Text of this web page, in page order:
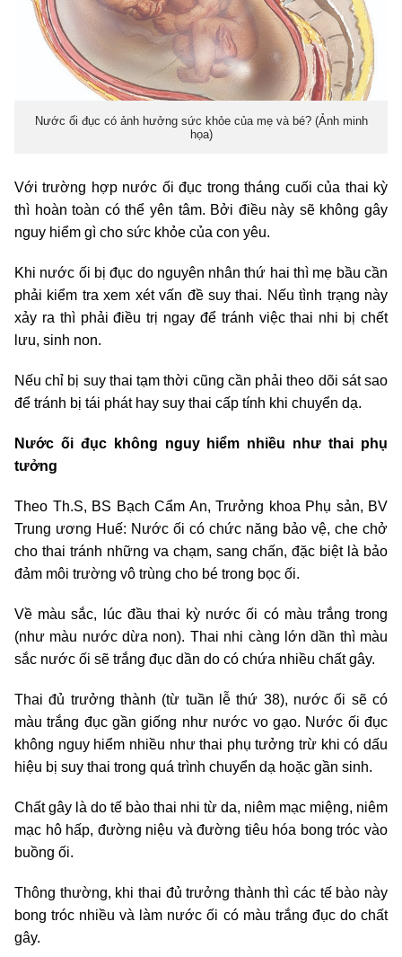
Nước ối đục có ảnh hưởng sức khỏe của mẹ và bé? (Ảnh minh
họa)
Với trường hợp nước ối đục trong tháng cuối của thai kỳ
thì hoàn toàn có thể yên tâm. Bởi điều này sẽ không gây
nguy hiểm gì cho sức khỏe của con yêu.
Khi nước ối bị đục do nguyên nhân thứ hai thì mẹ bầu cần
phải kiểm tra xem xét vấn đề suy thai. Nếu tình trạng này
xảy ra thì phải điều trị ngay để tránh việc thai nhi bị chết
lưu, sinh non.
Nếu chỉ bị suy thai tạm thời cũng cần phải theo dõi sát sao
để tránh bị tái phát hay suy thai cấp tính khi chuyển dạ.
Nước ối đục không nguy hiểm nhiều như thai phụ
tưởng
Theo Th.S, BS Bạch Cẩm An, Trưởng khoa Phụ sản, BV
Trung ương Huế: Nước ối có chức năng bảo vệ, che chở
cho thai tránh những va chạm, sang chấn, đặc biệt là bảo
đảm môi trường vô trùng cho bé trong bọc ối.
Về màu sắc, lúc đầu thai kỳ nước ối có màu trắng trong
(như màu nước dừa non). Thai nhi càng lớn dần thì màu
sắc nước ối sẽ trắng đục dần do có chứa nhiều chất gây.
Thai đủ trưởng thành (từ tuần lễ thứ 38), nước ối sẽ có
màu trắng đục gần giống như nước vo gạo. Nước ối đục
không nguy hiểm nhiều như thai phụ tưởng trừ khi có dấu
hiệu bị suy thai trong quá trình chuyển dạ hoặc gần sinh.
Chất gây là do tế bào thai nhi từ da, niêm mạc miệng, niêm
mạc hô hấp, đường niệu và đường tiêu hóa bong tróc vào
buồng ối.
Thông thường, khi thai đủ trưởng thành thì các tế bào này
bong tróc nhiều và làm nước ối có màu trắng đục do chất
gây.